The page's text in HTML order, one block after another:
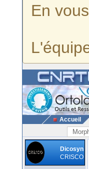
En
Accueil
Dicosyn
CRISCO